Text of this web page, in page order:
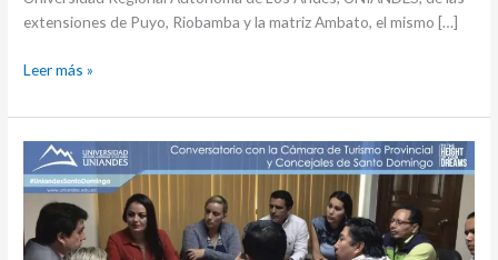
extensiones de Puyo, Riobamba y la matriz Ambato, el mismo […]
Leer más »
Conversatorio
con
la
Cámara
de